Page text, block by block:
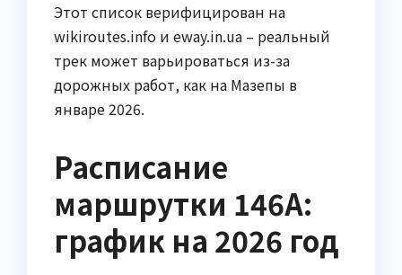
Этот список верифицирован на
wikiroutes.info и eway.in.ua – реальный
трек может варьироваться из-за
дорожных работ, как на Мазепы в
январе 2026.
Расписание
маршрутки 146А:
график на 2026 год